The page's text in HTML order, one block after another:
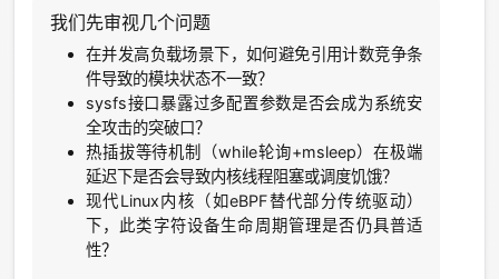
我们先审视几个问题
在并发高负载场景下，如何避免引用计数竞争条
件导致的模块状态不一致？
sysfs接口暴露过多配置参数是否会成为系统安
全攻击的突破口？
热插拔等待机制（while轮询+msleep）在极端
延迟下是否会导致内核线程阻塞或调度饥饿？
现代Linux内核（如eBPF替代部分传统驱动）
下，此类字符设备生命周期管理是否仍具普适
性？